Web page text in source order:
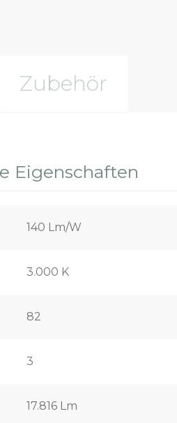
Zubehör
Eigenschaften
140 Lm/W
3.000 K
82
3
17.816 Lm